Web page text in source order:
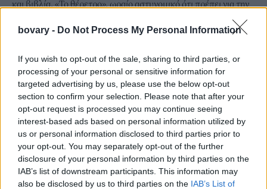
bovary - Do Not Process My Personal Information
If you wish to opt-out of the sale, sharing to third parties, or
processing of your personal or sensitive information for
targeted advertising by us, please use the below opt-out
section to confirm your selection. Please note that after your
opt-out request is processed you may continue seeing
interest-based ads based on personal information utilized by
us or personal information disclosed to third parties prior to
your opt-out. You may separately opt-out of the further
disclosure of your personal information by third parties on the
IAB’s list of downstream participants. This information may
also be disclosed by us to third parties on the IAB’s List of
και βιβλία. «Το θέρετρο», ωραίο αστυνομικό ότι πρέπει για την
παραλία» προτείνοντας στους φαν της το βιβλίο που διαβάζει
και χωρίς καμιά αμφιβολία το vibe της είναι το καλοκαιρινό